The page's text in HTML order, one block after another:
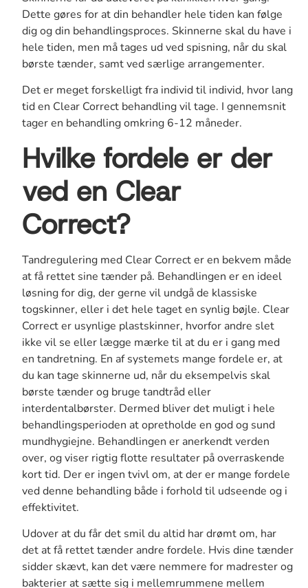
Dette gøres for at din behandler hele tiden kan følge
dig og din behandlingsproces. Skinnerne skal du have i
hele tiden, men må tages ud ved spisning, når du skal
børste tænder, samt ved særlige arrangementer.
Det er meget forskelligt fra individ til individ, hvor lang
tid en Clear Correct behandling vil tage. I gennemsnit
tager en behandling omkring 6-12 måneder.
Hvilke fordele er der
ved en Clear
Correct?
Tandregulering med Clear Correct er en bekvem måde
at få rettet sine tænder på. Behandlingen er en ideel
løsning for dig, der gerne vil undgå de klassiske
togskinner, eller i det hele taget en synlig bøjle. Clear
Correct er usynlige plastskinner, hvorfor andre slet
ikke vil se eller lægge mærke til at du er i gang med
en tandretning. En af systemets mange fordele er, at
du kan tage skinnerne ud, når du eksempelvis skal
børste tænder og bruge tandtråd eller
interdentalbørster. Dermed bliver det muligt i hele
behandlingsperioden at opretholde en god og sund
mundhygiejne. Behandlingen er anerkendt verden
over, og viser rigtig flotte resultater på overraskende
kort tid. Der er ingen tvivl om, at der er mange fordele
ved denne behandling både i forhold til udseende og i
effektivitet.
Udover at du får det smil du altid har drømt om, har
det at få rettet tænder andre fordele. Hvis dine tænder
sidder skævt, kan det være nemmere for madrester og
bakterier at sætte sig i mellemrummene mellem